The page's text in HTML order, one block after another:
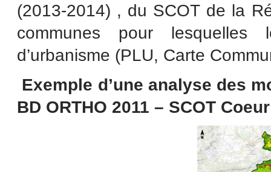
(2013-2014) , du SCOT de la
communes pour lesquelles
d’urbanisme (PLU, Carte
Exemple d’une analyse des
BD ORTHO 2011 – SCOT